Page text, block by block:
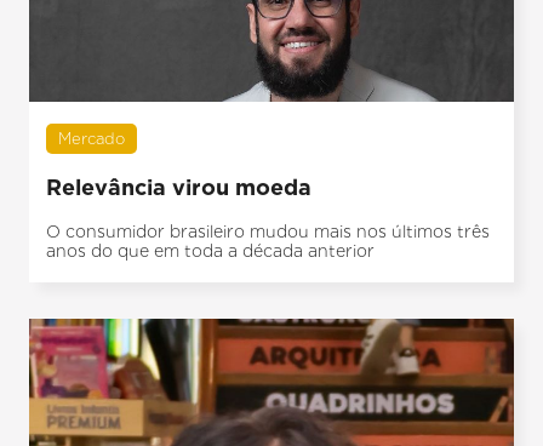
Mercado
Relevância virou moeda
O consumidor brasileiro mudou mais nos últimos três
anos do que em toda a década anterior